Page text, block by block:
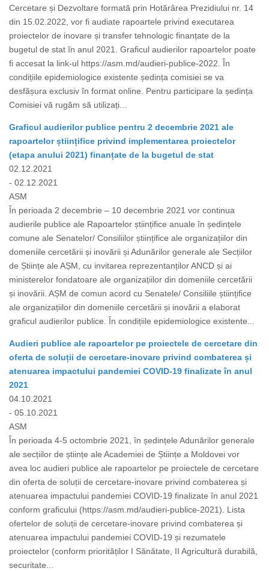
Cercetare și Dezvoltare formată prin Hotărârea Prezidiului nr. 14
din 15.02.2022, vor fi audiate rapoartele privind executarea
proiectelor de inovare și transfer tehnologic finanțate de la
bugetul de stat în anul 2021. Graficul audierilor rapoartelor poate
fi accesat la link-ul https://asm.md/audieri-publice-2022. În
condițiile epidemiologice existente ședința comisiei se va
desfășura exclusiv în format online. Pentru participare la ședința
Comisiei vă rugăm să utilizați...
Graficul audierilor publice pentru 2 decembrie 2021 ale
rapoartelor științifice privind implementarea proiectelor
(etapa anului 2021) finanțate de la bugetul de stat
02.12.2021
- 02.12.2021
ASM
În perioada 2 decembrie – 10 decembrie 2021 vor continua
audierile publice ale Rapoartelor științifice anuale în ședințele
comune ale Senatelor/ Consiliilor științifice ale organizațiilor din
domeniile cercetării și inovării și Adunărilor generale ale Secțiilor
de Științe ale AȘM, cu invitarea reprezentanților ANCD și ai
ministerelor fondatoare ale organizațiilor din domeniile cercetării
și inovării. AȘM de comun acord cu Senatele/ Consiliile științifice
ale organizațiilor din domeniile cercetării și inovării a elaborat
graficul audierilor publice. În condițiile epidemiologice existente...
Audieri publice ale rapoartelor pe proiectele de cercetare din
oferta de soluții de cercetare-inovare privind combaterea și
atenuarea impactului pandemiei COVID-19 finalizate în anul
2021
04.10.2021
- 05.10.2021
ASM
În perioada 4-5 octombrie 2021, în ședințele Adunărilor generale
ale secțiilor de științe ale Academiei de Științe a Moldovei vor
avea loc audieri publice ale rapoartelor pe proiectele de cercetare
din oferta de soluții de cercetare-inovare privind combaterea și
atenuarea impactului pandemiei COVID-19 finalizate în anul 2021
conform graficului (https://asm.md/audieri-publice-2021). Lista
ofertelor de soluții de cercetare-inovare privind combaterea și
atenuarea impactului pandemiei COVID-19 și rezumatele
proiectelor (conform priorităților I Sănătate, II Agricultură durabilă,
securitate...